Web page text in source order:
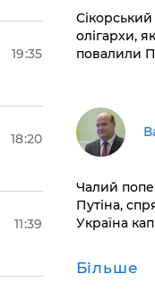
19:35
18:20
11:39
олігархи,
повалили
​Чалий
Путіна,
Україна
Більше